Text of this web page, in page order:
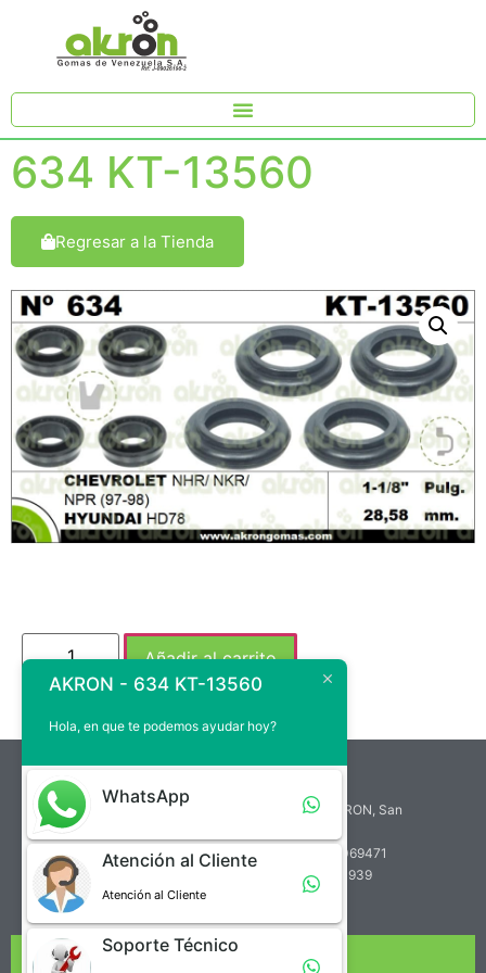
634 KT-13560
Regresar a la Tienda
Añadir al carrito
atencion.cliente@akrongomas.com
Zona Industrial de Paramillo, Calle A, Edif. AKRON, San
Teléfono de Atención al Cliente: +58 (414) 7069471
Teléfono de Soporte Técnico: +58 (412) 2760939
NUESTRA EMPRESA
AKRON - 634 KT-13560
Hola, en que te podemos ayudar hoy?
WhatsApp
Atención al Cliente
Atención al Cliente
Soporte Técnico